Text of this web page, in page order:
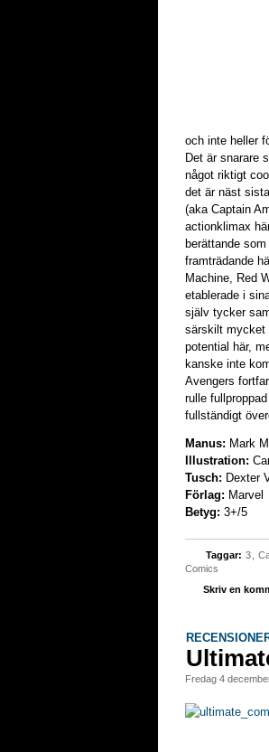
och inte heller
Det är snarare
något riktigt
det är näst
(aka Captain
actionklimax
berättande
framträdande
Machine, Red
etablerade i
själv tycker
särskilt mycket
potential här,
kanske inte
Avengers
rulle
fullständigt
Manus: Mark
Illustration:
Tusch: Dexter
Förlag: Marvel
Betyg: 3+/5
Taggar: 3
Comics
Skriv en
fredag 4